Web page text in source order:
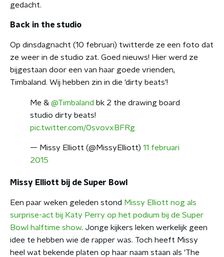
gedacht.
Back in the studio
Op dinsdagnacht (10 februari) twitterde ze een foto dat
ze weer in de studio zat. Goed nieuws! Hier werd ze
bijgestaan door een van haar goede vrienden,
Timbaland. Wij hebben zin in die 'dirty beats'!
Me & @Timbaland bk 2 the drawing board
studio dirty beats!
pic.twitter.com/0svovxBFRg
— Missy Elliott (@MissyElliott) 11 februari
2015
Missy Elliott bij de Super Bowl
Een paar weken geleden stond Missy Elliott nog als
surprise-act bij Katy Perry op het podium bij de Super
Bowl halftime show. Jonge kijkers leken werkelijk geen
idee te hebben wie de rapper was. Toch heeft Missy
heel wat bekende platen op haar naam staan als 'The